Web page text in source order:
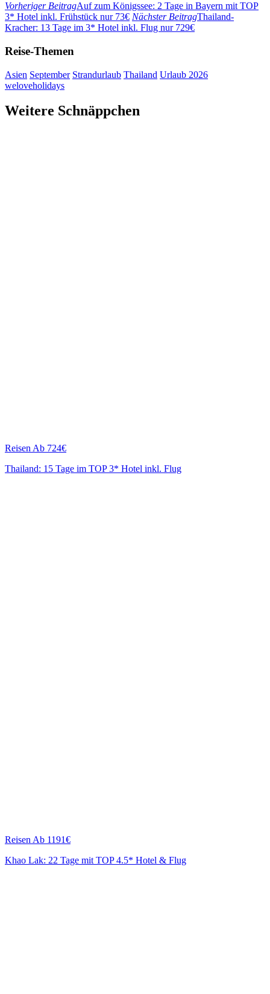
Vorheriger BeitragAuf zum Königssee: 2 Tage in Bayern mit TOP
3* Hotel inkl. Frühstück nur 73€ Nächster BeitragThailand-
Kracher: 13 Tage im 3* Hotel inkl. Flug nur 729€
Reise-Themen
Asien September Strandurlaub Thailand Urlaub 2026
weloveholidays
Weitere Schnäppchen
Reisen Ab 724€
Thailand: 15 Tage im TOP 3* Hotel inkl. Flug
Reisen Ab 1191€
Khao Lak: 22 Tage mit TOP 4.5* Hotel & Flug